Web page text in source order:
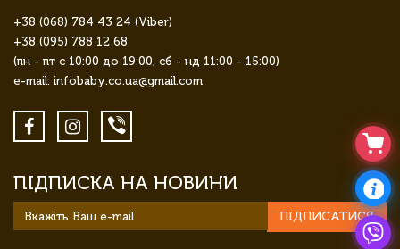
+38 (068) 784 43 24 (Viber)
+38 (095) 788 12 68
(пн - пт с 10:00 до 19:00, сб - нд 11:00 - 15:00)
e-mail: infobaby.co.ua@gmail.com
ПІДПИСКА НА НОВИНИ
ПІДПИСАТИСЯ